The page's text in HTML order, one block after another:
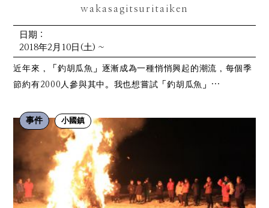
wakasagitsuritaiken
日期：
2018年2月10日(土) ~
近年來，「釣胡瓜魚」逐漸成為一種悄悄興起的潮流，每個季
節約有2000人參與其中。我也想嘗試「釣胡瓜魚」…
事件 小國鎮